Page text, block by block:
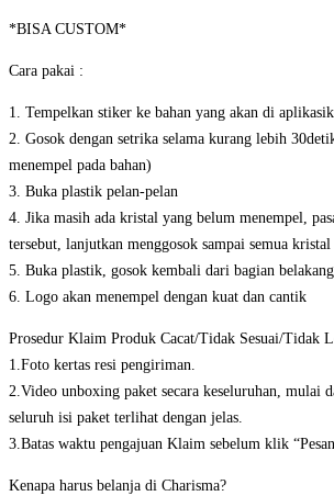
*BISA CUSTOM*
Cara pakai :
1. Tempelkan stiker ke bahan yang akan di
2. Gosok dengan setrika selama kurang lebih
menempel pada bahan)
3. Buka plastik pelan-pelan
4. Jika masih ada kristal yang belum menempel,
tersebut, lanjutkan menggosok sampai semua
5. Buka plastik, gosok kembali dari bagian
6. Logo akan menempel dengan kuat dan cantik
Prosedur Klaim Produk Cacat/Tidak Sesuai/Tidak
1.Foto kertas resi pengiriman.
2.Video unboxing paket secara keseluruhan, mulai
seluruh isi paket terlihat dengan jelas.
3.Batas waktu pengajuan Klaim sebelum klik
Kenapa harus belanja di Charisma?